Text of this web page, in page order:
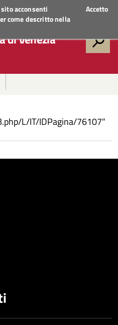
acconsenti
come descritto nella
Accetto
di Venezia
L/IT/IDPagina/76107"